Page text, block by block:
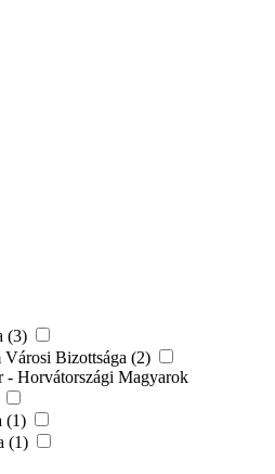
(3)
Bizottsága (2)
Horvátországi Magyarok
(1)
(1)